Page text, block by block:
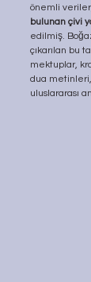
önemli
bulunan çivi
edilmiş.
çıkarılan bu
mektuplar,
dua
uluslararası